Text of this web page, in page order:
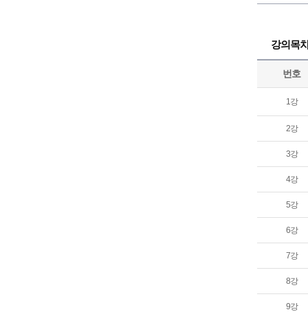
강의목
번호
1강
2강
3강
4강
5강
6강
7강
8강
9강